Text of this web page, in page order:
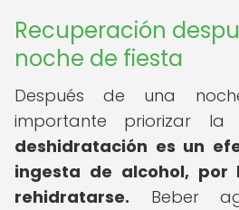
Recuperación
noche de fiesta
Después de una
importante priorizar la
deshidratación es un
ingesta de alcohol, por
rehidratarse. Beber